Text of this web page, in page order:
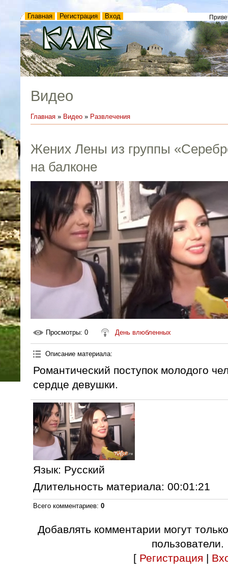
Главная Регистрация Вход
Видео
Главная » Видео » Развлечения
Жених Лены из группы
на балконе
Просмотры: 0 День влюбленных
Описание материала:
Романтический поступок молодого
сердце девушки.
Язык: Русский
Длительность материала: 00:01:21
Всего комментариев: 0
Добавлять комментарии могут
пользователи.
[ Регистрация |